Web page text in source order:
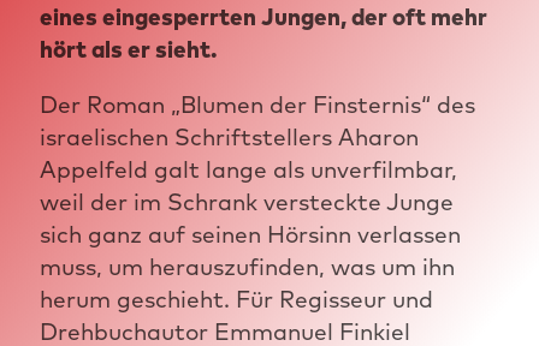
eines eingesperrten Jungen, der oft mehr
hört als er sieht.
Der Roman „Blumen der Finsternis“ des
israelischen Schriftstellers Aharon
Appelfeld galt lange als unverfilmbar,
weil der im Schrank versteckte Junge
sich ganz auf seinen Hörsinn verlassen
muss, um herauszufinden, was um ihn
herum geschieht. Für Regisseur und
Drehbuchautor Emmanuel Finkiel